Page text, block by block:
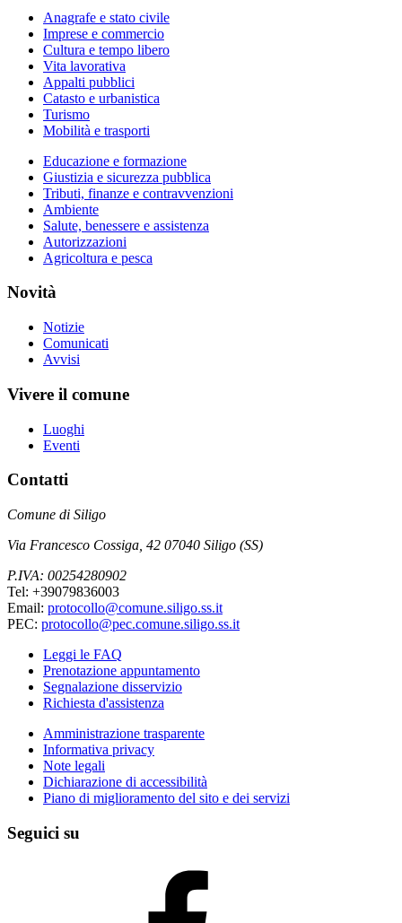
Anagrafe e stato civile
Imprese e commercio
Cultura e tempo libero
Vita lavorativa
Appalti pubblici
Catasto e urbanistica
Turismo
Mobilità e trasporti
Educazione e formazione
Giustizia e sicurezza pubblica
Tributi, finanze e contravvenzioni
Ambiente
Salute, benessere e assistenza
Autorizzazioni
Agricoltura e pesca
Novità
Notizie
Comunicati
Avvisi
Vivere il comune
Luoghi
Eventi
Contatti
Comune di Siligo
Via Francesco Cossiga, 42 07040 Siligo (SS)
P.IVA: 00254280902
Tel: +39079836003
Email: protocollo@comune.siligo.ss.it
PEC: protocollo@pec.comune.siligo.ss.it
Leggi le FAQ
Prenotazione appuntamento
Segnalazione disservizio
Richiesta d'assistenza
Amministrazione trasparente
Informativa privacy
Note legali
Dichiarazione di accessibilità
Piano di miglioramento del sito e dei servizi
Seguici su